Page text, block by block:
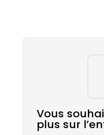
Vous
plus sur